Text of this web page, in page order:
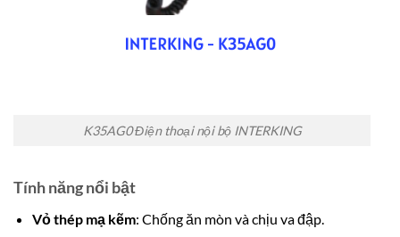
K35AG0 Điện thoại nội bộ INTERKING
Tính năng nổi bật
Vỏ thép mạ kẽm: Chống ăn mòn và chịu va đập.